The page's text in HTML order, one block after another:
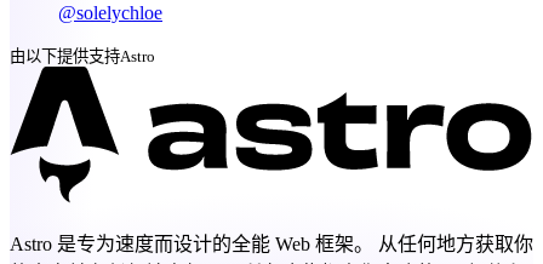
@solelychloe
由以下提供支持Astro
Astro 是专为速度而设计的全能 Web 框架。 从任何地方获取你